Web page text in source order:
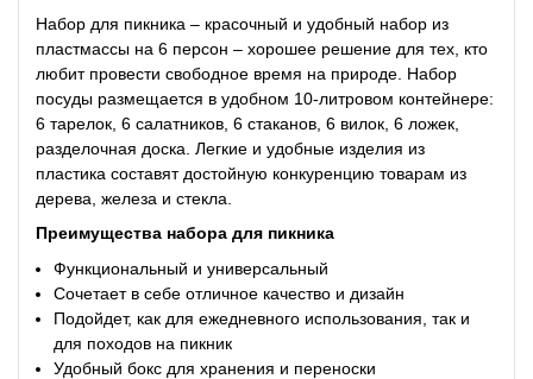
Набор для пикника – красочный и удобный набор из
пластмассы на 6 персон – хорошее решение для тех, кто
любит провести свободное время на природе. Набор
посуды размещается в удобном 10-литровом контейнере:
6 тарелок, 6 салатников, 6 стаканов, 6 вилок, 6 ложек,
разделочная доска. Легкие и удобные изделия из
пластика составят достойную конкуренцию товарам из
дерева, железа и стекла.
Преимущества набора для пикника
Функциональный и универсальный
Сочетает в себе отличное качество и дизайн
Подойдет, как для ежедневного использования, так и
для походов на пикник
Удобный бокс для хранения и переноски